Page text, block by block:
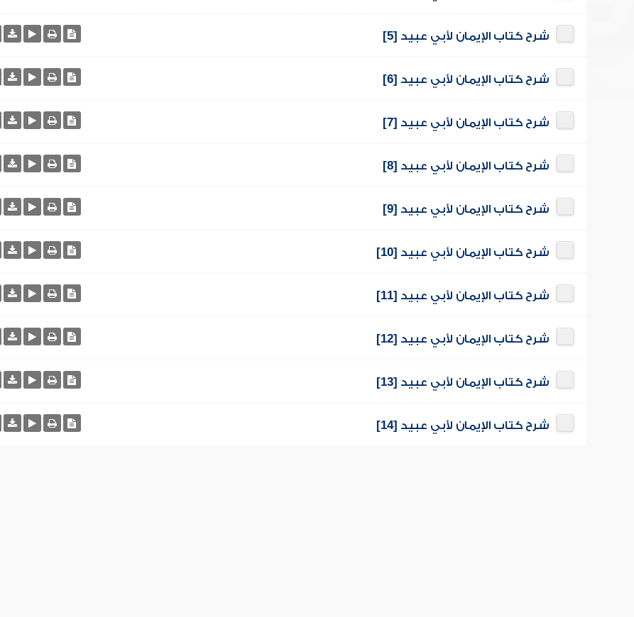
شرح كتاب الإيمان لأبي عبيد [5]
شرح كتاب الإيمان لأبي عبيد [6]
شرح كتاب الإيمان لأبي عبيد [7]
شرح كتاب الإيمان لأبي عبيد [8]
شرح كتاب الإيمان لأبي عبيد [9]
شرح كتاب الإيمان لأبي عبيد [10]
شرح كتاب الإيمان لأبي عبيد [11]
شرح كتاب الإيمان لأبي عبيد [12]
شرح كتاب الإيمان لأبي عبيد [13]
شرح كتاب الإيمان لأبي عبيد [14]